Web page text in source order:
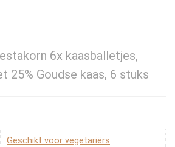
6x kaasballetjes,
25% Goudse kaas, 6 stuks
‎Geschikt voor vegetariërs